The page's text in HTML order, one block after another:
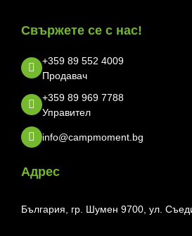
Свържете се с нас!
+359 89 552 4009
Продавач
+359 89 969 7788
Управител
info@campmoment.bg
Адрес
България, гр. Шумен 9700, ул.